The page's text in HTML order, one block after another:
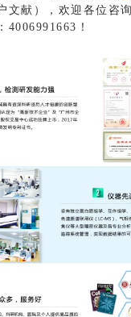
文献），欢迎各位咨询
4006991663！